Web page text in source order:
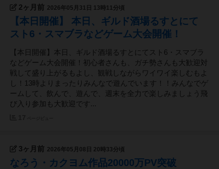
2ヶ月前 2026年05月31日 13時11分頃
【本日開催】 本日、ギルド酒場るすとにて
スト6・スマブラなどゲーム大会開催！
【本日開催】本日、ギルド酒場るすとにてスト6・スマブラ
などゲーム大会開催！初心者さんも、ガチ勢さんも大歓迎対
戦して盛り上がるもよし、観戦しながらワイワイ楽しむもよ
し！13時よりまったりみんなで遊んでいます！！みんなでゲ
ームして、飲んで、遊んで、週末を全力で楽しみましょう飛
び入り参加も大歓迎です...
3ヶ月前 2026年05月08日 20時33分頃
なろう・カクヨム作品20000万PV突破